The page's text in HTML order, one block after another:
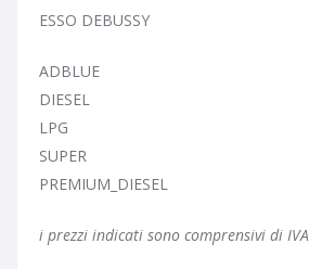
ESSO DEBUSSY
ADBLUE
DIESEL
LPG
SUPER
PREMIUM_DIESEL
i prezzi indicati sono comprensivi di IVA